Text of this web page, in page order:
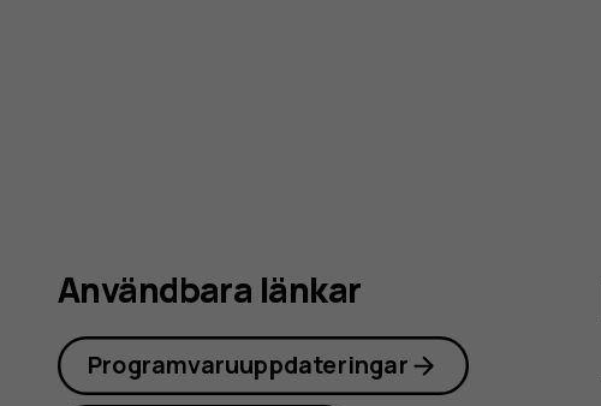
Användbara länkar
Programvaruuppdateringar